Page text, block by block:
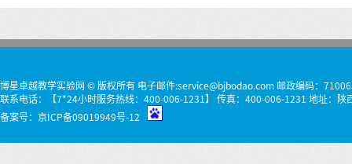
博星卓越教学实验网 © 版权所有 电子邮件:service@bjbodao.com 邮政编码：
联系电话：【7*24小时服务热线：400-006-1231】 传真：400-006-1231 地址：陕
备案号： 京ICP备09019949号-12